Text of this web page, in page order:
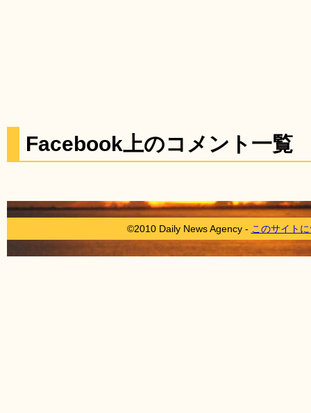
Facebook上のコメント一覧
©2010 Daily News Agency - このサイト